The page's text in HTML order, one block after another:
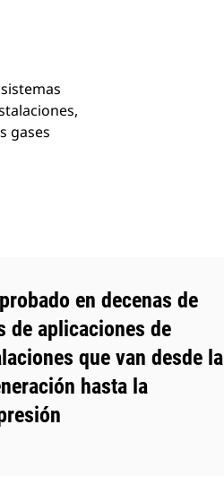
gases
en decenas de
de aplicaciones de
que van desde la
hasta la